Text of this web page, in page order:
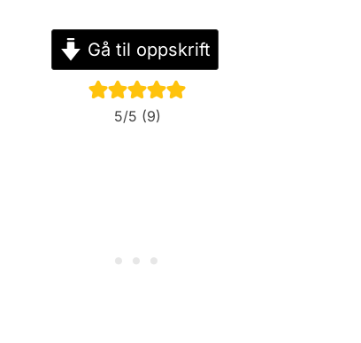
Gå til oppskrift
5/5 (9)